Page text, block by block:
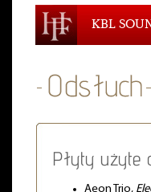
KBL
Płyty użyte
Aeon Trio,